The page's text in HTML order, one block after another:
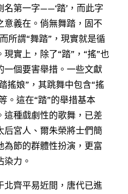
名第一字——‘踏’，而此字
意義在。倘無舞踏，固不
所謂“舞踏”，現實就是循
實上，除了“踏”，“搖”也
一個要害舉措。一些文獻
搖娘”，其跳舞中包含“搖
。這在“踏”的舉措基本
這種戲劇性的歌舞，已差
后宮人、爾朱榮將士們簡
為節的群體性扮演，更富
力。
北齊平易近間，唐代已進